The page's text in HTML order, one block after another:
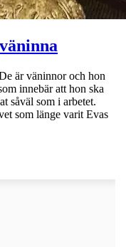
är väninnor och hon
innebär att hon ska
såväl som i arbetet.
som länge varit Evas